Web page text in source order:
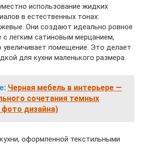
использование жидких
в естественных тонах:
Они создают идеально ровное
легким сатиновым мерцанием,
увеличивает помещение. Это делает
для кухни маленького размера.
Черная мебель в интерьере —
сочетания темных
дизайна)
оформленной текстильными